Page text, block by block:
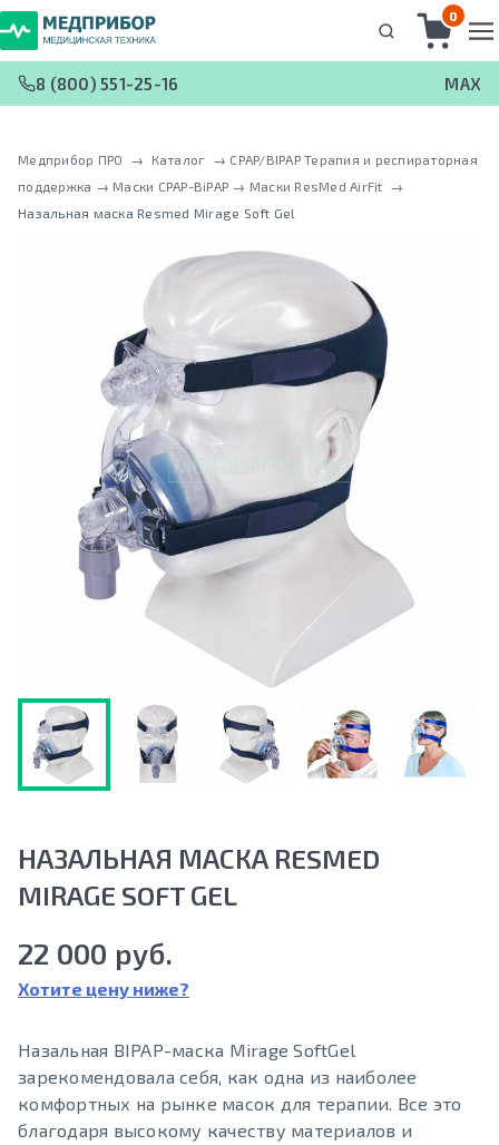
0
8 (800) 551-25-16 MAX
Медприбор ПРО → Каталог → CPAP/BIPAP Терапия и респираторная
поддержка → Маски CPAP-BiPAP → Маски ResMed AirFit →
Назальная маска Resmed Mirage Soft Gel
НАЗАЛЬНАЯ МАСКА RESMED
MIRAGE SOFT GEL
22 000 руб.
Хотите цену ниже?
Назальная BIPAP-маска Mirage SoftGel
зарекомендовала себя, как одна из наиболее
комфортных на рынке масок для терапии. Все это
благодаря высокому качеству материалов и